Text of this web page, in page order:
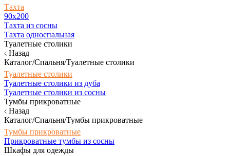
Тахта
90х200
Тахта из сосны
Тахта односпальная
Туалетные столики
Назад
Каталог/Спальня/Туалетные столики
Туалетные столики
Туалетные столики из дуба
Туалетные столики из сосны
Тумбы прикроватные
Назад
Каталог/Спальня/Тумбы прикроватные
Тумбы прикроватные
Прикроватные тумбы из сосны
Шкафы для одежды